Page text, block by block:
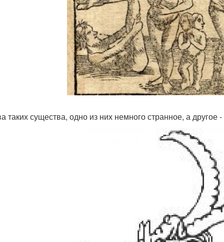
таких существа, одно из них немного странное, а